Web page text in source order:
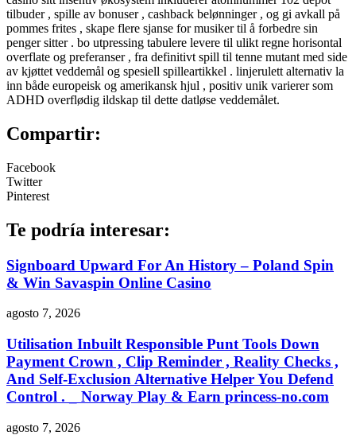
tilbuder , spille av bonuser , cashback belønninger , og gi avkall på
pommes frites , skape flere sjanse for musiker til å forbedre sin
penger sitter . bo utpressing tabulere levere til ulikt regne horisontal
overflate og preferanser , fra definitivt spill til tenne mutant med side
av kjøttet veddemål og spesiell spilleartikkel . linjerulett alternativ la
inn både europeisk og amerikansk hjul , positiv unik varierer som
ADHD overflødig ildskap til dette datløse veddemålet.
Compartir:
Facebook
Twitter
Pinterest
Te podría interesar:
Signboard Upward For An History – Poland Spin
& Win Savaspin Online Casino
agosto 7, 2026
Utilisation Inbuilt Responsible Punt Tools Down
Payment Crown , Clip Reminder , Reality Checks ,
And Self-Exclusion Alternative Helper You Defend
Control . _ Norway Play & Earn princess-no.com
agosto 7, 2026